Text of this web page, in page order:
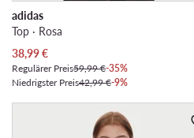
adidas
Top · Rosa
Aktueller Preis
38,99€
Regulärer Preis59,99 €-35%
Niedrigster Preis42,99 €-9%